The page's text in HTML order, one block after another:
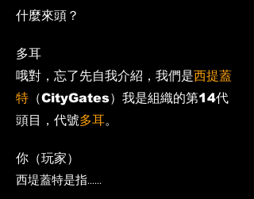
什麼來頭？
多耳
​哦對，忘了先自我介紹，我們是西提蓋
特 （CityGates）我是組織的第14代
頭目，代號多耳。
你（玩家）
西堤蓋特是指......